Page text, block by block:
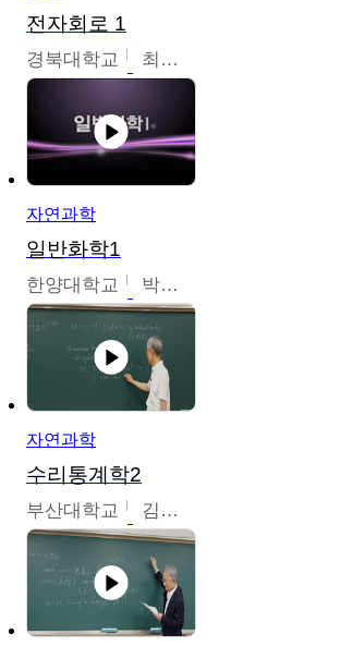
전자회로 1
경북대학교 최병조
자연과학
일반화학1
한양대학교 박경호
자연과학
수리통계학2
부산대학교 김충락